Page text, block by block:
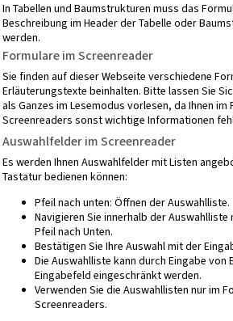
In Tabellen und Baumstrukturen muss das
Beschreibung im Header der Tabelle oder
werden.
Formulare im Screenreader
Sie finden auf dieser Webseite verschiedene
Erläuterungstexte beinhalten. Bitte lassen Sie
als Ganzes im Lesemodus vorlesen, da Ihnen
Screenreaders sonst wichtige Informationen
Auswahlfelder im Screenreader
Es werden Ihnen Auswahlfelder mit Listen
Tastatur bedienen können:
Pfeil nach unten: Öffnen der Auswahlliste.
Navigieren Sie innerhalb der Auswahlliste
Pfeil nach Unten.
Bestätigen Sie Ihre Auswahl mit der
Die Auswahlliste kann durch Eingabe von
Eingabefeld eingeschränkt werden.
Verwenden Sie die Auswahllisten nur im
Screenreaders.